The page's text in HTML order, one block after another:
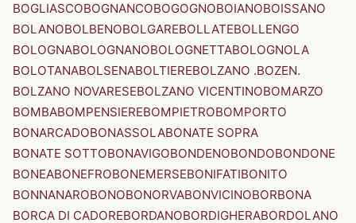
BOGLIASCOBOGNANCOBOGOGNOBOIANOBOISSANO
BOLANOBOLBENOBOLGAREBOLLATEBOLLENGO
BOLOGNABOLOGNANOBOLOGNETTABOLOGNOLA
BOLOTANABOLSENABOLTIEREBOLZANO .BOZEN.
BOLZANO NOVARESEBOLZANO VICENTINOBOMARZO
BOMBABOMPENSIEREBOMPIETROBOMPORTO
BONARCADOBONASSOLABONATE SOPRA
BONATE SOTTOBONAVIGOBONDENOBONDOBONDONE
BONEABONEFROBONEMERSEBONIFATIBONITO
BONNANAROBONOBONORVABONVICINOBORBONA
BORCA DI CADOREBORDANOBORDIGHERABORDOLANO